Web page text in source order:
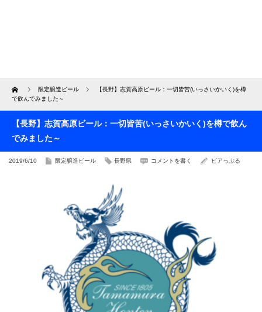
Home 限定醸造ビール
【長野】志賀高原ビール：一切皆苦(いっさいかいく)を樽
で飲んでみました～
【長野】志賀高原ビール：一切皆苦(いっさいかいく)を樽で飲ん
でみました～
2019/6/10 限定醸造ビール 長野県 コメントを書く ビアっぷる